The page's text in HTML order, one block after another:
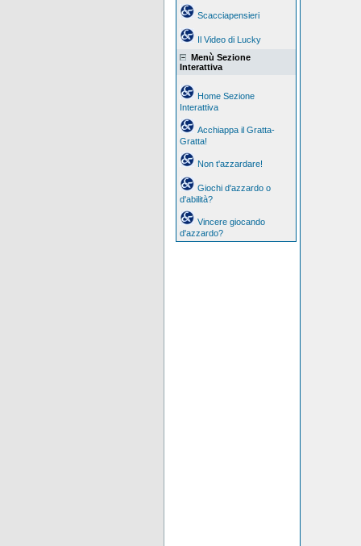
Scacciapensieri
Il Video di Lucky
Menù Sezione
Interattiva
Home Sezione
Interattiva
Acchiappa il Gratta-
Gratta!
Non t'azzardare!
Giochi d'azzardo o
d'abilità?
Vincere giocando
d'azzardo?